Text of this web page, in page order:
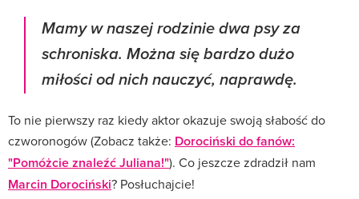
Mamy w naszej rodzinie dwa psy za
schroniska. Można się bardzo dużo
miłości od nich nauczyć, naprawdę.
To nie pierwszy raz kiedy aktor okazuje swoją słabość do
czworonogów (Zobacz także: Dorociński do fanów:
"Pomóżcie znaleźć Juliana!"). Co jeszcze zdradził nam
Marcin Dorociński? Posłuchajcie!